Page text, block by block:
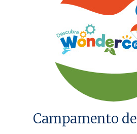
Campamento de